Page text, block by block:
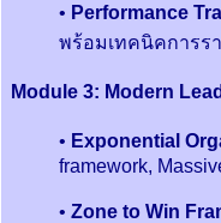
• Performance
พร้อมเทคนิคการร
Module 3: Modern
• Exponential
framework,
• Zone to Win